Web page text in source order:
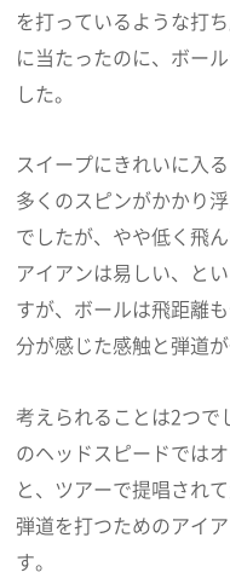
を打っているような打
に当たったのに、ボー
した。
スイープにきれいに入
多くのスピンがかかり
でしたが、やや低く飛
アイアンは易しい、と
すが、ボールは飛距離
分が感じた感触と弾道
考えられることは2つ
のヘッドスピードでは
と、ツアーで提唱され
弾道を打つためのアイ
す。